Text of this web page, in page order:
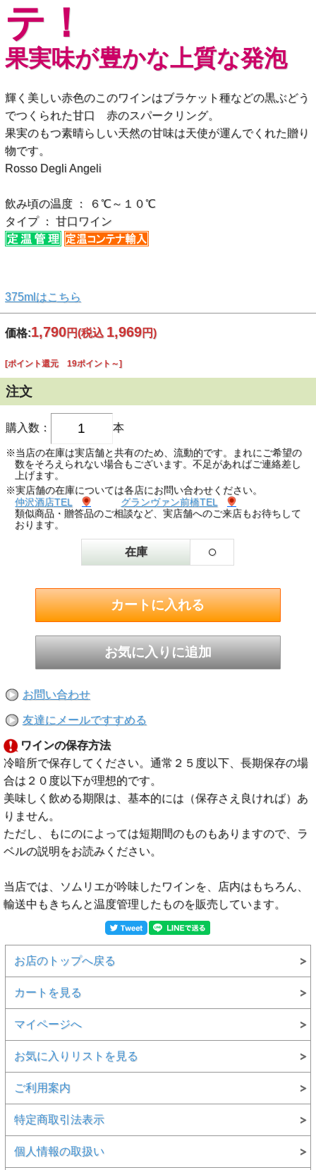
テ！
果実味が豊かな上質な発泡
輝く美しい赤色のこのワインはブラケット種などの黒ぶどう
でつくられた甘口 赤のスパークリング。
果実のもつ素晴らしい天然の甘味は天使が運んでくれた贈り
物です。
Rosso Degli Angeli
飲み頃の温度 ： ６℃～１０℃
タイプ ： 甘口ワイン
375mlはこちら
価格:1,790円(税込 1,969円)
[ポイント還元 19ポイント～]
注文
購入数： 本
※当店の在庫は実店舗と共有のため、流動的です。まれにご希望の
数をそろえられない場合もございます。不足があればご連絡差し
上げます。
※実店舗の在庫については各店にお問い合わせください。
仲沢酒店TEL
グランヴァン前橋TEL
類似商品・贈答品のご相談など、実店舗へのご来店もお待ちして
おります。
在庫 ○
お問い合わせ
友達にメールですすめる
ワインの保存方法
冷暗所で保存してください。通常２５度以下、長期保存の場
合は２０度以下が理想的です。
美味しく飲める期限は、基本的には（保存さえ良ければ）あ
りません。
ただし、もにのによっては短期間のものもありますので、ラ
ベルの説明をお読みください。
当店では、ソムリエが吟味したワインを、店内はもちろん、
輸送中もきちんと温度管理したものを販売しています。
お店のトップへ戻る
カートを見る
マイページへ
お気に入りリストを見る
ご利用案内
特定商取引法表示
個人情報の取扱い